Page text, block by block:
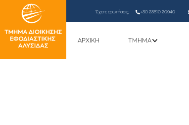
Έχετε ερωτήσεις; +30 23510 20940
ΑΡΧΙΚΗ ΤΜΗΜΑ